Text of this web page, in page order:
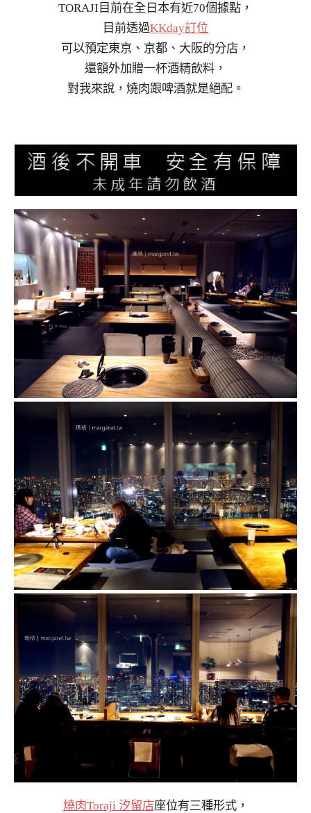
TORAJI目前在全日本有近70個據點，
目前透過KKday訂位
可以預定東京、京都、大阪的分店，
還額外加贈一杯酒精飲料，
對我來說，燒肉跟啤酒就是絕配。
燒肉Toraji 汐留店座位有三種形式，